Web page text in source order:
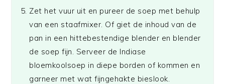
Zet het vuur uit en pureer de soep met behulp
van een staafmixer. Of giet de inhoud van de
pan in een hittebestendige blender en blender
de soep fijn. Serveer de Indiase
bloemkoolsoep in diepe borden of kommen en
garneer met wat fijngehakte bieslook.